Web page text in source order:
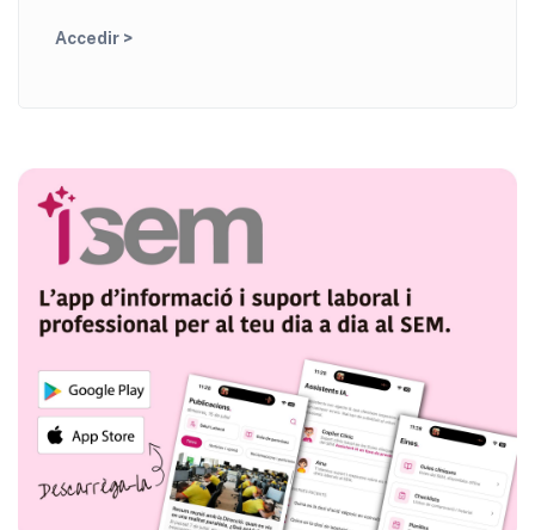
Accedir >